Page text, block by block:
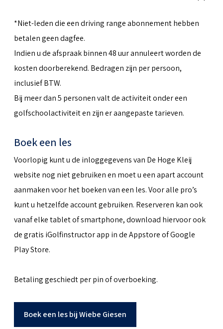
*Niet-leden die een driving range abonnement hebben
betalen geen dagfee.
Indien u de afspraak binnen 48 uur annuleert worden de
kosten doorberekend. Bedragen zijn per persoon,
inclusief BTW.
Bij meer dan 5 personen valt de activiteit onder een
golfschoolactiviteit en zijn er aangepaste tarieven.
Boek een les
Voorlopig kunt u de inloggegevens van De Hoge Kleij
website nog niet gebruiken en moet u een apart account
aanmaken voor het boeken van een les. Voor alle pro’s
kunt u hetzelfde account gebruiken. Reserveren kan ook
vanaf elke tablet of smartphone, download hiervoor ook
de gratis iGolfinstructor app in de Appstore of Google
Play Store.
Betaling geschiedt per pin of overboeking.
Boek een les bij Wiebe Giesen